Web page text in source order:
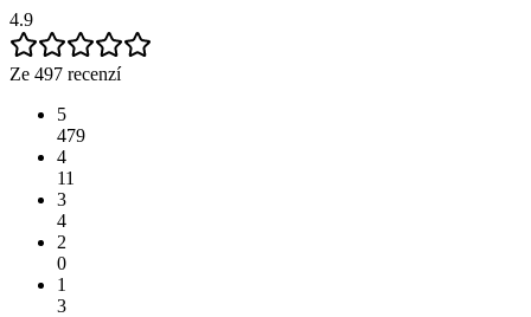
4.9
Ze 497 recenzí
5
479
4
11
3
4
2
0
1
3